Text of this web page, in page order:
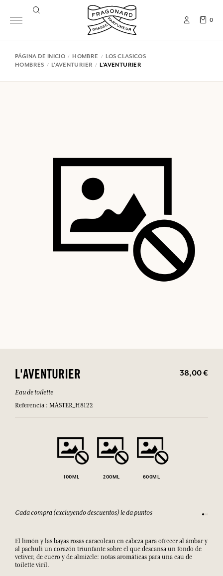
0
PÁGINA DE INICIO HOMBRE
LOS CLASICOS
HOMBRES
L'AVENTURIER L'AVENTURIER
L'AVENTURIER 38,00 €
Eau de toilette
Referencia : MASTER_H8122
100ML 200ML 600ML
Cada compra (excluyendo descuentos) le da puntos
El limón y las bayas rosas caracolean en cabeza para ofrecer al ámbar y
al pachuli un corazón triunfante sobre el que descansa un fondo de
vetiver, de cuero y de almizcle: notas aromáticas para una eau de
toilette viril.